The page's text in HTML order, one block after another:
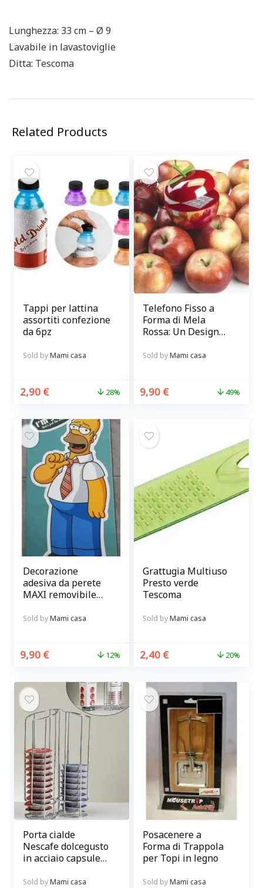
Lunghezza: 33 cm – Ø 9
Lavabile in lavastoviglie
Ditta: Tescoma
Related Products
Tappi per lattina
assortiti confezione
da 6pz
Sold byMami casa
2,90 € 28%
Telefono Fisso a
Forma di Mela
Rossa: Un Design
Casa
Sold byMami casa
9,90 € 49%
Decorazione
adesiva da perete
MAXI removibile
cameretta bambino
Sold byMami casa
9,90 € 12%
Grattugia Multiuso
Presto verde
Tescoma
Sold byMami casa
2,40 € 20%
Porta cialde
Nescafe dolcegusto
in acciaio capsule
Sold byMami casa
Posacenere a
Forma di Trappola
per Topi in legno
Sold byMami casa